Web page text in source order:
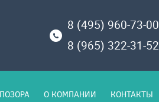
8 (495) 960-73-00
8 (965) 322-31-52
О КОМПАНИИ КОНТАКТЫ